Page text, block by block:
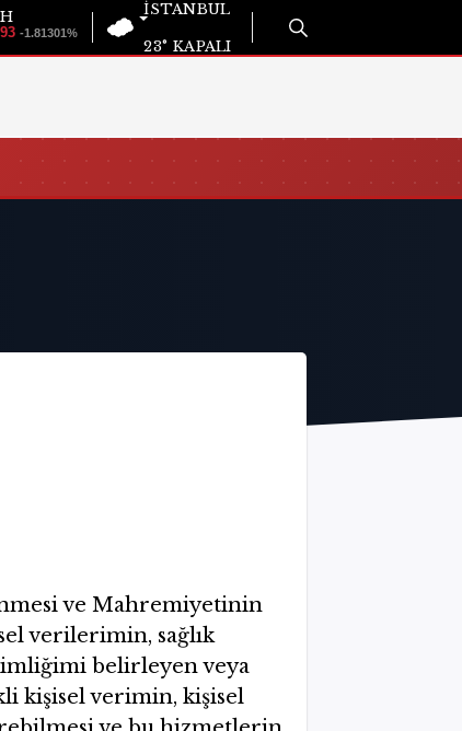
-1.81301%
İSTANBUL
23° KAPALI
ve Mahremiyetinin
verilerimin, sağlık
belirleyen veya
kişisel verimin, kişisel